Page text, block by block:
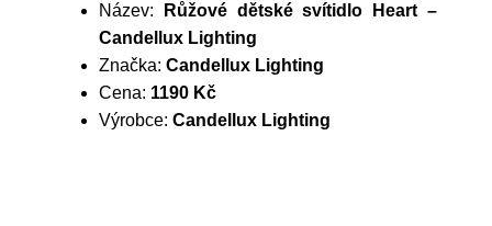
Název:
Růžové dětské svítidlo Heart –
Candellux Lighting
Značka: Candellux Lighting
Cena: 1190 Kč
Výrobce: Candellux Lighting